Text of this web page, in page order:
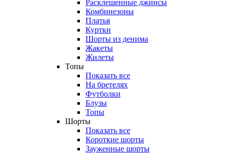
Расклешенные джинсы
Комбинезоны
Платья
Куртки
Шорты из денима
Жакеты
Жилеты
Топы
Показать все
На бретелях
Футболки
Блузы
Топы
Шорты
Показать все
Короткие шорты
Зауженные шорты